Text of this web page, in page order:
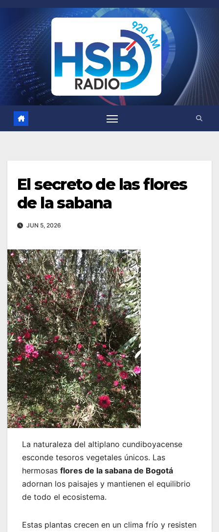
contenido
El secreto de las flores
de la sabana
JUN 5, 2026
La naturaleza del altiplano cundiboyacense
esconde tesoros vegetales únicos. Las
hermosas flores de la sabana de Bogotá
adornan los paisajes y mantienen el equilibrio
de todo el ecosistema.
Estas plantas crecen en un clima frío y resisten